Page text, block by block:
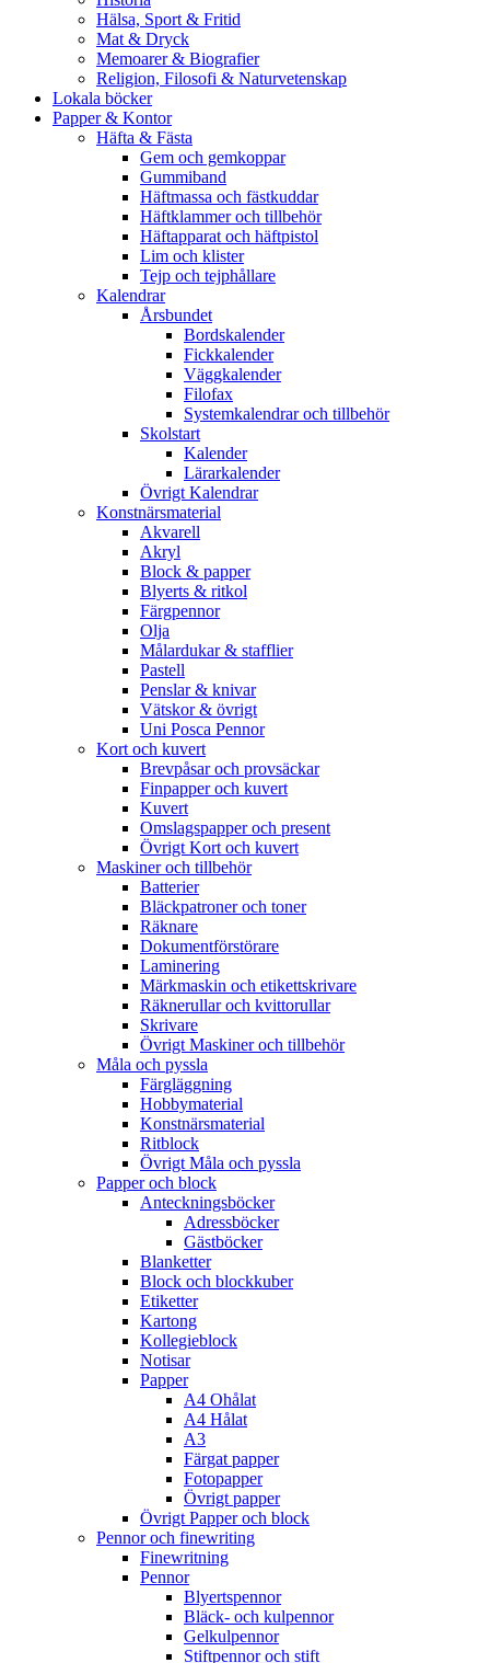
Hälsa, Sport & Fritid
Mat & Dryck
Memoarer & Biografier
Religion, Filosofi & Naturvetenskap
Lokala böcker
Papper & Kontor
Häfta & Fästa
Gem och gemkoppar
Gummiband
Häftmassa och fästkuddar
Häftklammer och tillbehör
Häftapparat och häftpistol
Lim och klister
Tejp och tejphållare
Kalendrar
Årsbundet
Bordskalender
Fickkalender
Väggkalender
Filofax
Systemkalendrar och tillbehör
Skolstart
Kalender
Lärarkalender
Övrigt Kalendrar
Konstnärsmaterial
Akvarell
Akryl
Block & papper
Blyerts & ritkol
Färgpennor
Olja
Målardukar & stafflier
Pastell
Penslar & knivar
Vätskor & övrigt
Uni Posca Pennor
Kort och kuvert
Brevpåsar och provsäckar
Finpapper och kuvert
Kuvert
Omslagspapper och present
Övrigt Kort och kuvert
Maskiner och tillbehör
Batterier
Bläckpatroner och toner
Räknare
Dokumentförstörare
Laminering
Märkmaskin och etikettskrivare
Räknerullar och kvittorullar
Skrivare
Övrigt Maskiner och tillbehör
Måla och pyssla
Färgläggning
Hobbymaterial
Konstnärsmaterial
Ritblock
Övrigt Måla och pyssla
Papper och block
Anteckningsböcker
Adressböcker
Gästböcker
Blanketter
Block och blockkuber
Etiketter
Kartong
Kollegieblock
Notisar
Papper
A4 Ohålat
A4 Hålat
A3
Färgat papper
Fotopapper
Övrigt papper
Övrigt Papper och block
Pennor och finewriting
Finewritning
Pennor
Blyertspennor
Bläck- och kulpennor
Gelkulpennor
Stiftpennor och stift